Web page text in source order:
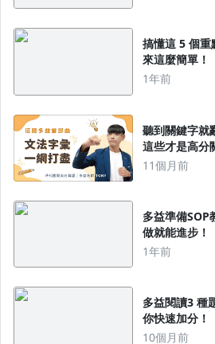
搞懂這 5 個重
來這麼簡單！
1年前
聽到關鍵字就
這些才是高分
11個月前
多益準備SOP
做就能進步！
1年前
多益閱讀3 種
你快速加分！
10個月前